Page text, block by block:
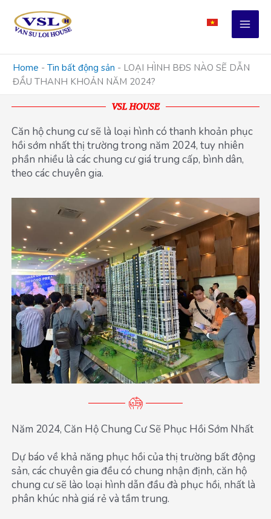
content
Home - Tin bất động sản - LOẠI HÌNH BĐS NÀO SẼ DẪN
ĐẦU THANH KHOẢN NĂM 2024?
VSL HOUSE
Căn hộ chung cư sẽ là loại hình có thanh khoản phục
hồi sớm nhất thị trường trong năm 2024, tuy nhiên
phần nhiều là các chung cư giá trung cấp, bình dân,
theo các chuyên gia.
Năm 2024, Căn Hộ Chung Cư Sẽ Phục Hồi Sớm Nhất
Dự báo về khả năng phục hồi của thị trường bất động
sản, các chuyên gia đều có chung nhận định, căn hộ
chung cư sẽ lào loại hình dẫn đầu đà phục hồi, nhất là
phân khúc nhà giá rẻ và tầm trung.